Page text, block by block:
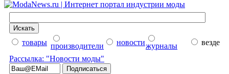
товары производители новостижурналы
везде
Рассылка: "Новости моды"